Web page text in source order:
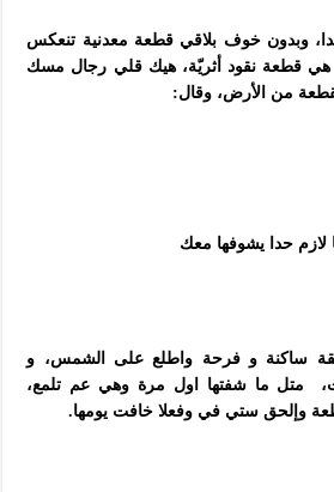
وبدون خوف بلاقي قطعة معدنية تنعكس
هي قطعة نقود أثريّة، هيك قلي رجال مسك
من الأرض، وقال:
لازم حدا يشوفها معك
ساكنة و فرحة واطلع على الشمس، و
متل ما شفتها اول مرة وهي عم تلمع،
وإلحق ستي في وفعلا خافت يومها.